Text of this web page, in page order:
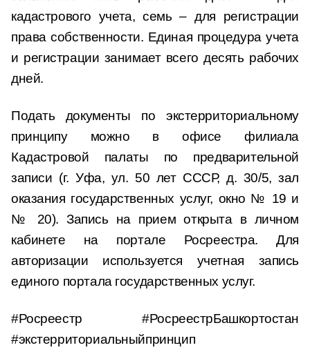
кадастрового учета, семь – для регистрации
права собственности. Единая процедура учета
и регистрации занимает всего десять рабочих
дней.
Подать документы по экстерриториальному
принципу можно в офисе филиала
Кадастровой палаты по предварительной
записи (г. Уфа, ул. 50 лет СССР, д. 30/5, зал
оказания государственных услуг, окно № 19 и
№ 20). Запись на прием открыта в личном
кабинете на портале Росреестра. Для
авторизации используется учетная запись
единого портала государственных услуг.
#Росреестр #РосреестрБашкортостан
#экстерриториальныйпринцип